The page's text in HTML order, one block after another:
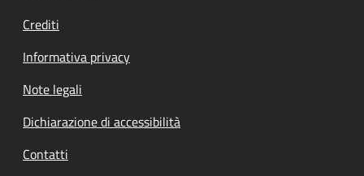
Crediti
Informativa privacy
Note legali
Dichiarazione di accessibilità
Contatti